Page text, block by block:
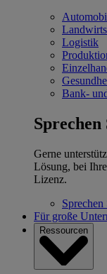
Logistik
Bank-
Sprechen
Gerne
Lösung, bei
Lizenz.
Für große
Ressourcen